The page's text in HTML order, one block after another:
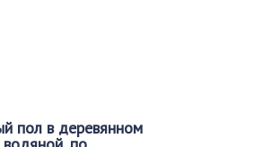
пол в деревянном